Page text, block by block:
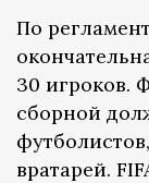
По
30 игроков.
сборной
вратарей.